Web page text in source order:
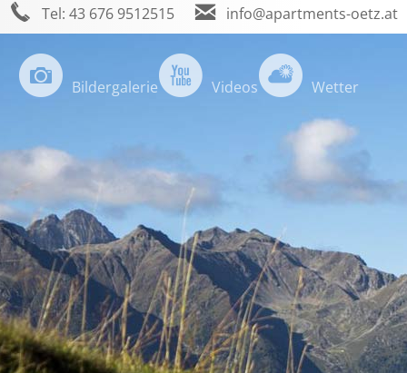
Tel: 43 676 9512515 info@apartments-oetz.at
Bildergalerie Videos Wetter